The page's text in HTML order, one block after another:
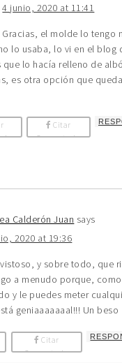
4 junio, 2020 at 11:41
Gracias, el molde lo tengo
lo usaba, lo vi en el blog
que lo hacía relleno de
es otra opción que
Citar
Comentario
Calderón Juan says
2020 at 19:36
y sobre todo, que
a menudo porque,
y le puedes meter
geniaaaaaaal!!! Un beso
Citar
Comentario